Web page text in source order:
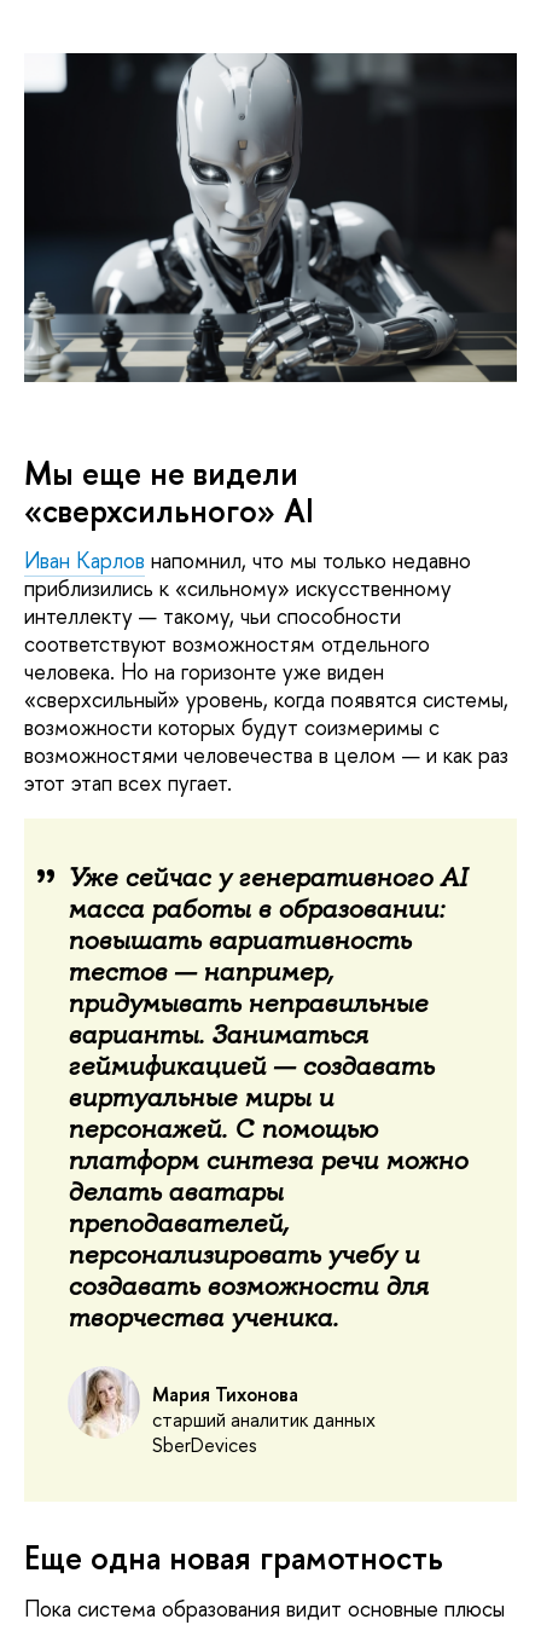
Мы еще не видели
«сверхсильного» AI
Иван Карлов напомнил, что мы только недавно
приблизились к «сильному» искусственному
интеллекту — такому, чьи способности
соответствуют возможностям отдельного
человека. Но на горизонте уже виден
«сверхсильный» уровень, когда появятся системы,
возможности которых будут соизмеримы с
возможностями человечества в целом — и как раз
этот этап всех пугает.
Уже сейчас у генеративного AI
масса работы в образовании:
повышать вариативность
тестов — например,
придумывать неправильные
варианты. Заниматься
геймификацией — создавать
виртуальные миры и
персонажей. С помощью
платформ синтеза речи можно
делать аватары
преподавателей,
персонализировать учебу и
создавать возможности для
творчества ученика.
Мария Тихонова
старший аналитик данных
SberDevices
Еще одна новая грамотность
Пока система образования видит основные плюсы